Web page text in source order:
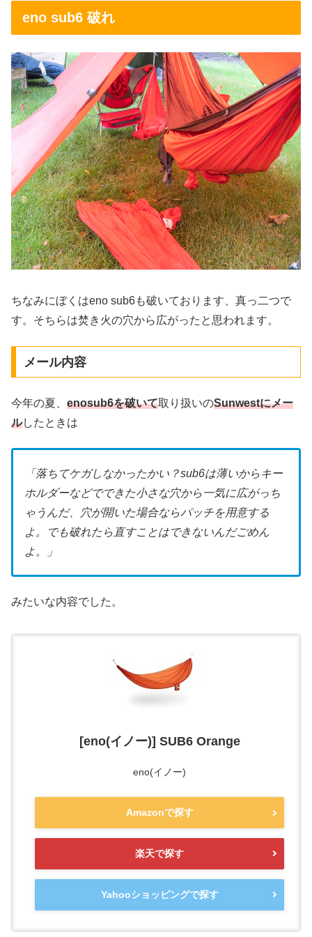
eno sub6 破れ
ちなみにぼくはeno sub6も破いております、真っ二つで
す。そちらは焚き火の穴から広がったと思われます。
メール内容
今年の夏、 enosub6を破いて取り扱いのSunwestにメー
ルしたときは
「落ちてケガしなかったかい？sub6は薄いからキー
ホルダーなどでできた小さな穴から一気に広がっち
ゃうんだ、穴が開いた場合ならパッチを用意する
よ。でも破れたら直すことはできないんだごめん
よ。」
みたいな内容でした。
[eno(イノー)] SUB6 Orange
eno(イノー)
Amazonで探す
楽天で探す
Yahooショッピングで探す